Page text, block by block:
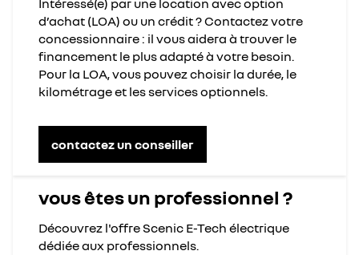
Intéressé(e) par une location avec option
d’achat (LOA) ou un crédit ? Contactez votre
concessionnaire : il vous aidera à trouver le
financement le plus adapté à votre besoin.
Pour la LOA, vous pouvez choisir la durée, le
kilométrage et les services optionnels.
contactez un conseiller
vous êtes un professionnel ?
Découvrez l'offre Scenic E-Tech électrique
dédiée aux professionnels.